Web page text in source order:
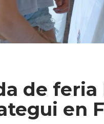
de
en